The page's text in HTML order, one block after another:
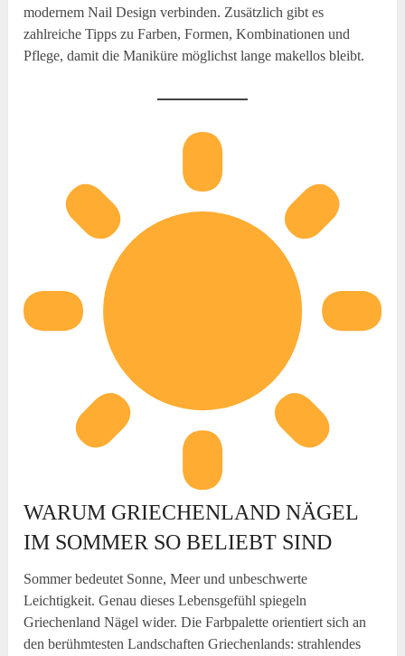
modernem Nail Design verbinden. Zusätzlich gibt es
zahlreiche Tipps zu Farben, Formen, Kombinationen und
Pflege, damit die Maniküre möglichst lange makellos bleibt.
WARUM GRIECHENLAND NÄGEL
IM SOMMER SO BELIEBT SIND
Sommer bedeutet Sonne, Meer und unbeschwerte
Leichtigkeit. Genau dieses Lebensgefühl spiegeln
Griechenland Nägel wider. Die Farbpalette orientiert sich an
den berühmtesten Landschaften Griechenlands: strahlendes